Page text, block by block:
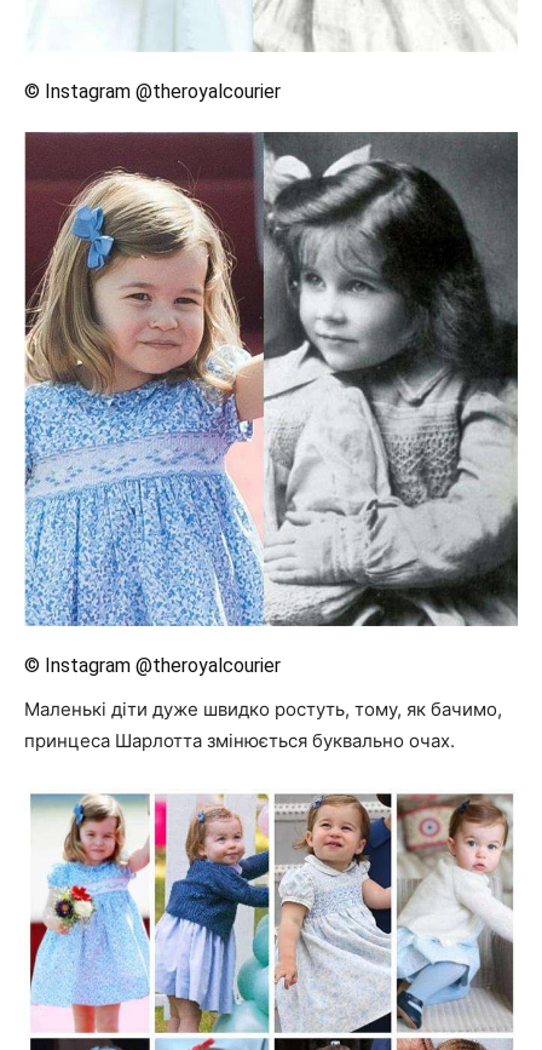
© Instagram @theroyalcourier
© Instagram @theroyalcourier
Маленькі діти дуже швидко ростуть, тому, як бачимо,
принцеса Шарлотта змінюється буквально очах.